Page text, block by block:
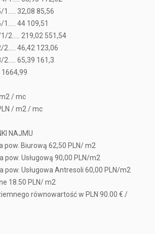
32,08 85,56
44 109,51
2..... 219,02 551,54
46,42 123,06
65,39 161,3
1664,99
/ mc
/ m2 / mc
NAJMU
pow. Biurową 62,50 PLN/ m2
pow. Usługową 90,00 PLN/m2
pow. Usługowa Antresoli 60,00 PLN/m2
18.50 PLN/ m2
równowartość w PLN 90.00 € /